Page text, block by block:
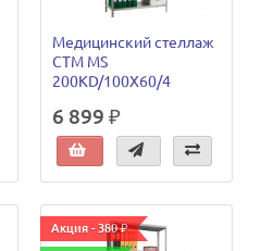
Медицинский стеллаж
СТМ MS
200KD/100Х60/4
6 899 ₽
Акция - 380 ₽